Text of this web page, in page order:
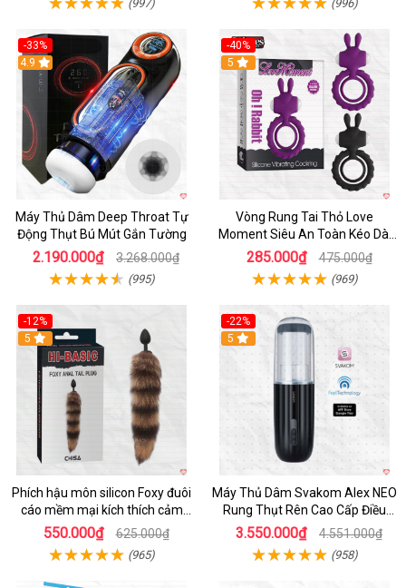
(997) (996)
-33%
Hot
4.9
Máy Thủ Dâm Deep Throat Tự
Động Thụt Bú Mút Gắn Tường
2.190.000₫ 3.268.000₫
(995)
-40%
5
Vòng Rung Tai Thỏ Love
Moment Siêu An Toàn Kéo Dài
Thời Gian
285.000₫ 475.000₫
(969)
-12%
Hot
5
Phích hậu môn silicon Foxy đuôi
cáo mềm mại kích thích cảm
giác mới
550.000₫ 625.000₫
(965)
-22%
5
Máy Thủ Dâm Svakom Alex NEO
Rung Thụt Rên Cao Cấp Điều
Khiển App
3.550.000₫ 4.551.000₫
(958)